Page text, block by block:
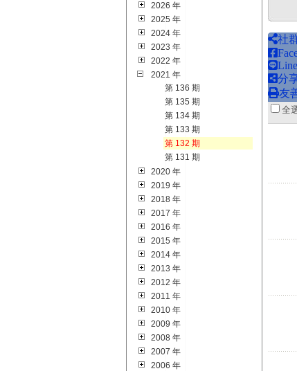
2026 年
2025 年
2024 年
2023 年
2022 年
2021 年
第 136 期
第 135 期
第 134 期
第 133 期
第 132 期
第 131 期
2020 年
2019 年
2018 年
2017 年
2016 年
2015 年
2014 年
2013 年
2012 年
2011 年
2010 年
2009 年
2008 年
2007 年
2006 年
社
Line
分
友
全